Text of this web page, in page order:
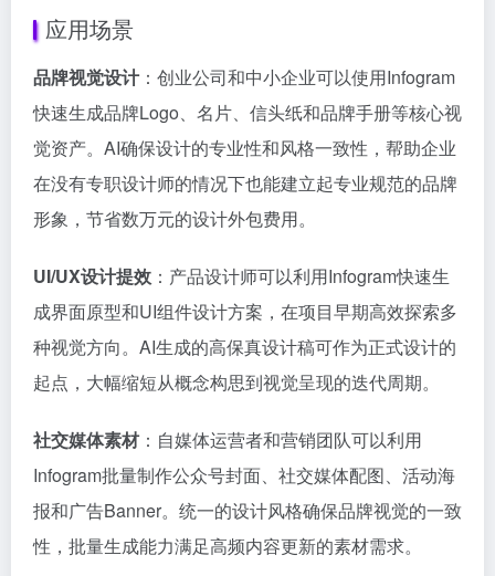
应用场景
品牌视觉设计：创业公司和中小企业可以使用Infogram
快速生成品牌Logo、名片、信头纸和品牌手册等核心视
觉资产。AI确保设计的专业性和风格一致性，帮助企业
在没有专职设计师的情况下也能建立起专业规范的品牌
形象，节省数万元的设计外包费用。
UI/UX设计提效 ：产品设计师可以利用Infogram快速生
成界面原型和UI组件设计方案，在项目早期高效探索多
种视觉方向。AI生成的高保真设计稿可作为正式设计的
起点，大幅缩短从概念构思到视觉呈现的迭代周期。
社交媒体素材：自媒体运营者和营销团队可以利用
Infogram批量制作公众号封面、社交媒体配图、活动海
报和广告Banner。统一的设计风格确保品牌视觉的一致
性，批量生成能力满足高频内容更新的素材需求。